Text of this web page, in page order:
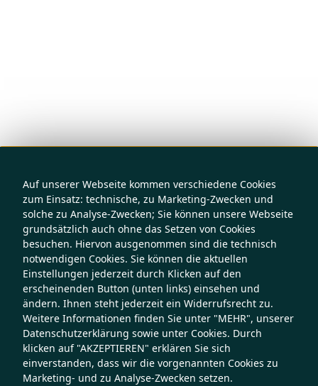
Auf unserer Webseite kommen verschiedene Cookies
zum Einsatz: technische, zu Marketing-Zwecken und
solche zu Analyse-Zwecken; Sie können unsere Webseite
grundsätzlich auch ohne das Setzen von Cookies
besuchen. Hiervon ausgenommen sind die technisch
notwendigen Cookies. Sie können die aktuellen
Einstellungen jederzeit durch Klicken auf den
erscheinenden Button (unten links) einsehen und
ändern. Ihnen steht jederzeit ein Widerrufsrecht zu.
Weitere Informationen finden Sie unter "MEHR", unserer
Datenschutzerklärung sowie unter Cookies. Durch
klicken auf "AKZEPTIEREN" erklären Sie sich
einverstanden, dass wir die vorgenannten Cookies zu
Marketing- und zu Analyse-Zwecken setzen.